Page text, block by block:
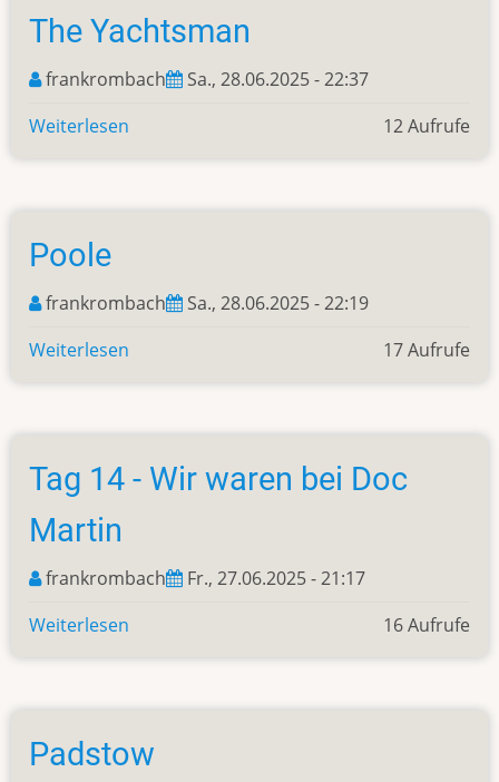
Wir
haben
Cornwall
verlassen
The Yachtsman
frankrombach
Sa., 28.06.2025 - 22:37
Weiterlesen
12 Aufrufe
Poole
frankrombach
Sa., 28.06.2025 - 22:19
Weiterlesen
17 Aufrufe
Tag 14 - Wir waren bei Doc
Martin
frankrombach
Fr., 27.06.2025 - 21:17
Weiterlesen
-
waren
16 Aufrufe
Padstow